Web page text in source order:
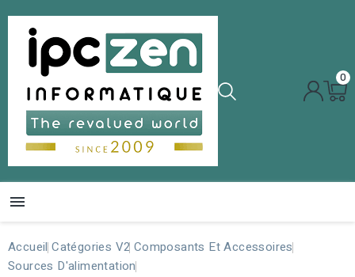
0

Accueil Catégories V2 Composants Et Accessoires
Sources D'alimentation